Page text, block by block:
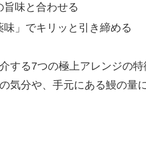
旨味と合わせる
味」でキリッと引き締める
する7つの極上アレンジの
気分や、手元にある鰻の量